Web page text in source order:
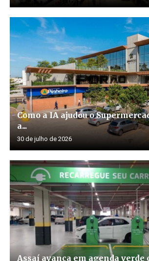
Como a IA ajudou o
a...
30 de julho de 2026
Assaí avança em agenda verde